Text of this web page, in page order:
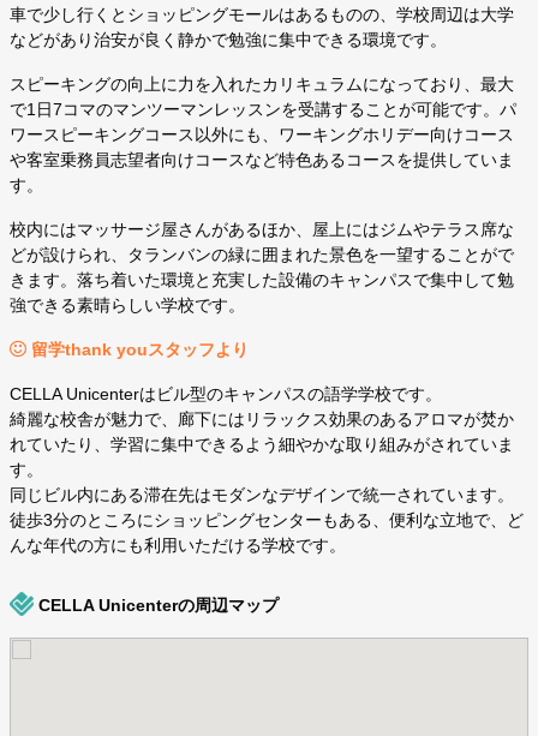
車で少し行くとショッピングモールはあるものの、学校周辺は大学
などがあり治安が良く静かで勉強に集中できる環境です。
スピーキングの向上に力を入れたカリキュラムになっており、最大
で1日7コマのマンツーマンレッスンを受講することが可能です。パ
ワースピーキングコース以外にも、ワーキングホリデー向けコース
や客室乗務員志望者向けコースなど特色あるコースを提供していま
す。
校内にはマッサージ屋さんがあるほか、屋上にはジムやテラス席な
どが設けられ、タランバンの緑に囲まれた景色を一望することがで
きます。落ち着いた環境と充実した設備のキャンパスで集中して勉
強できる素晴らしい学校です。
留学thank youスタッフより
CELLA Unicenterはビル型のキャンパスの語学学校です。
綺麗な校舎が魅力で、廊下にはリラックス効果のあるアロマが焚か
れていたり、学習に集中できるよう細やかな取り組みがされていま
す。
同じビル内にある滞在先はモダンなデザインで統一されています。
徒歩3分のところにショッピングセンターもある、便利な立地で、ど
んな年代の方にも利用いただける学校です。
CELLA Unicenterの周辺マップ